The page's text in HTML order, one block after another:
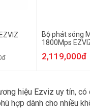
Bộ phát sóng
1800Mps
2,119,000đ
hiệu Ezviz uy tín,
hợp dành cho nhiều